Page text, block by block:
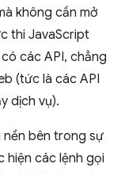
không cần mở
thi JavaScript
các API, chẳng
(tức là các API
dịch vụ).
nền bên trong sự
hiện các lệnh gọi